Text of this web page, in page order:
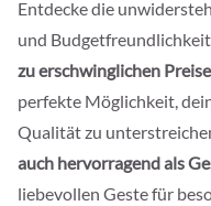
Entdecke die
und Budgetfreundlichkeit
zu erschwinglichen
perfekte Möglichkeit,
Qualität zu
auch hervorragend als
liebevollen Geste für